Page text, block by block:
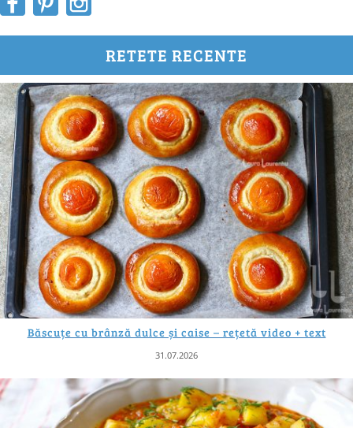
RETETE RECENTE
Băscuțe cu brânză dulce și caise – rețetă video + text
31.07.2026